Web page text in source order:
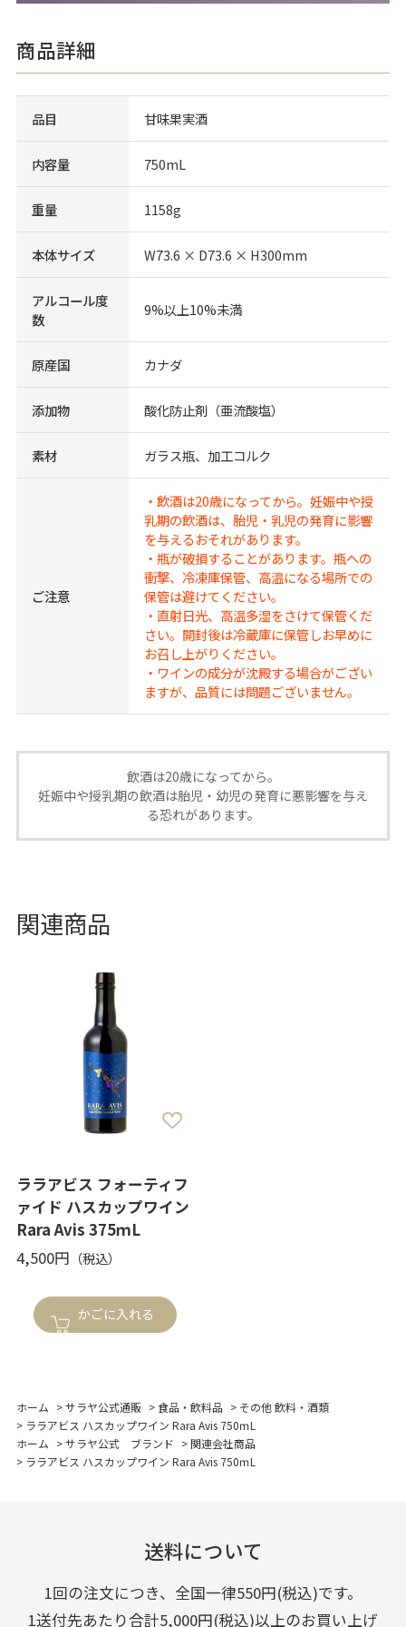
商品詳細
品目 甘味果実酒
内容量 750mL
重量 1158g
本体サイズ W73.6 × D73.6 × H300mm
アルコール度
数
9%以上10%未満
原産国 カナダ
添加物 酸化防止剤（亜流酸塩）
素材 ガラス瓶、加工コルク
ご注意
・飲酒は20歳になってから。妊娠中や授
乳期の飲酒は、胎児・乳児の発育に影響
を与えるおそれがあります。
・瓶が破損することがあります。瓶への
衝撃、冷凍庫保管、高温になる場所での
保管は避けてください。
・直射日光、高温多湿をさけて保管くだ
さい。開封後は冷蔵庫に保管しお早めに
お召し上がりください。
・ワインの成分が沈殿する場合がござい
ますが、品質には問題ございません。
飲酒は20歳になってから。
妊娠中や授乳期の飲酒は胎児・幼児の発育に悪影響を与え
る恐れがあります。
関連商品
ララアビス フォーティフ
ァイド ハスカップワイン
Rara Avis 375ｍL
4,500円
かごに入れる
ホーム >サラヤ公式通販 >食品・飲料品 > その他 飲料・酒類
> ララアビス ハスカップワイン Rara Avis 750ｍL
ホーム >サラヤ公式 ブランド >関連会社商品
> ララアビス ハスカップワイン Rara Avis 750ｍL
送料について
1回の注文につき、全国一律550円(税込)です。
1送付先あたり合計5,000円(税込)以上のお買い上げ